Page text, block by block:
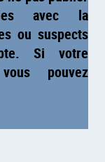
avec la
ou suspects
Si votre
pouvez